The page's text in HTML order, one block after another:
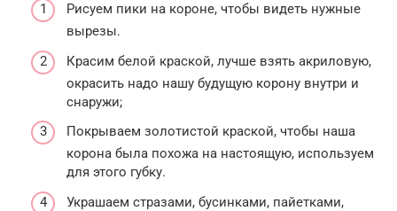
Рисуем пики на короне, чтобы видеть нужные
вырезы.
Красим белой краской, лучше взять акриловую,
окрасить надо нашу будущую корону внутри и
снаружи;
Покрываем золотистой краской, чтобы наша
корона была похожа на настоящую, используем
для этого губку.
Украшаем стразами, бусинками, пайетками,